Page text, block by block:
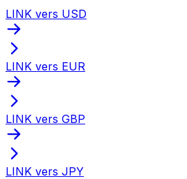
LINK vers USD
LINK vers EUR
LINK vers GBP
LINK vers JPY